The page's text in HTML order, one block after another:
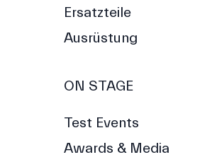
Ersatzteile
Ausrüstung
ON STAGE
Test Events
Awards & Media